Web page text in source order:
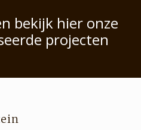
bekijk hier onze
projecten